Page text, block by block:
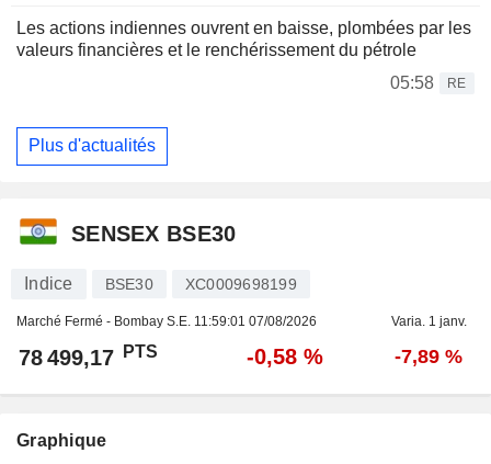
Les actions indiennes ouvrent en baisse, plombées par les
valeurs financières et le renchérissement du pétrole
05:58
RE
Plus d'actualités
SENSEX BSE30
Indice BSE30 XC0009698199
Marché Fermé - Bombay S.E. 11:59:01 07/08/2026 Varia. 1 janv.
78 499,17 PTS -0,58 % -7,89 %
Graphique